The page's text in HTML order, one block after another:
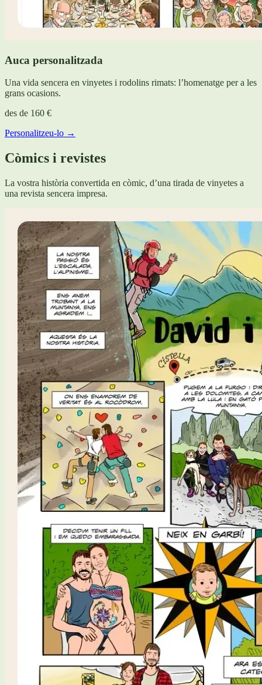
Auca personalitzada
Una vida sencera en vinyetes i rodolins rimats: l’homenatge per a les
grans ocasions.
des de 160 €
Personalitzeu-lo →
Còmics i revistes
La vostra història convertida en còmic, d’una tirada de vinyetes a
una revista sencera impresa.